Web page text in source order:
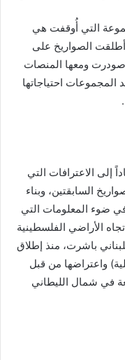
التي أُوقفت هي
الصواريخ على
صودرت ومعها المنصات
المجموعات احتياجاتها
إلى الاعترافات التي
السابقتين، وبناء
ضوء المعلومات التي
الأراضي الفلسطينية
باشرت، منذ إطلاق
واعتراضها من قبل
في شمال الليطاني